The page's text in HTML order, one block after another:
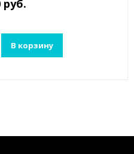
руб.
В корзину